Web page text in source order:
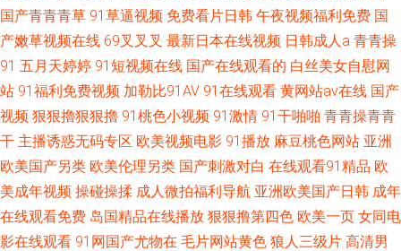
国产青青青草 91草逼视频 免费看片日韩 午夜视频福利免费 国
产嫩草视频在线 69叉叉叉 最新日本在线视频 日韩成人a 青青操
91 五月天婷婷 91短视频在线 国产在线观看的 白丝美女自慰网
站 91福利免费视频 加勒比91AV 91在线观看 黄网站av在线 国产
视频 狠狠擼狠狠擼 91桃色小视频 91激情 91干啪啪 青青操青青
干 主播诱惑无码专区 欧美视频电影 91播放 麻豆桃色网站 亚洲
欧美国产另类 欧美伦理另类 国产刺激对白 在线观看91精品 欧
美成年视频 操碰操揉 成人微拍福利导航 亚洲欧美国产日韩 成年
在线观看免费 岛国精品在线播放 狠狠撸第四色 欧美一页 女同电
影在线观看 91网国产尤物在 毛片网站黄色 狼人三级片 高清男